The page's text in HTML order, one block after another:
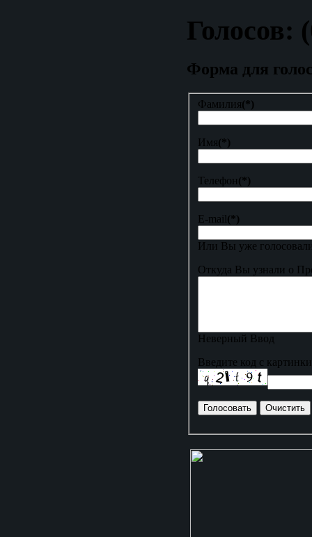
Голосов:
Форма для
Фамилия(*)
Имя(*)
Телефон(*)
E-mail(*)
Или Вы уже
Откуда Вы узнали о
Неверный Ввод
Введите код с картинки